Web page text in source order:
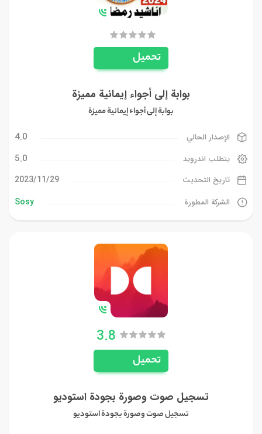
تحميل
بوابة إلى أجواء إيمانية مميزة
بوابة إلى أجواء إيمانية مميزة
الإصدار الحالي 4.0
يتطلب اندرويد 5.0
تاريخ التحديث 29‏/11‏/2023
الشركة المطورة Sosy
3.8
تحميل
تسجيل صوت وصورة بجودة استوديو
تسجيل صوت وصورة بجودة استوديو